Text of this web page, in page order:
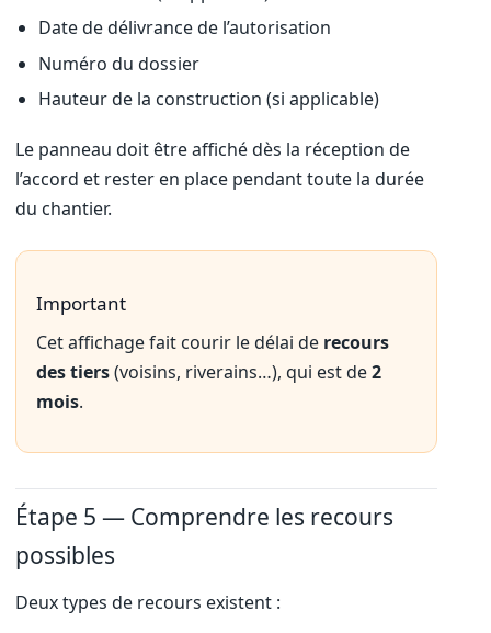
Date de délivrance de l’autorisation
Numéro du dossier
Hauteur de la construction (si applicable)
Le panneau doit être affiché dès la réception de
l’accord et rester en place pendant toute la durée
du chantier.
Important
Cet affichage fait courir le délai de recours
des tiers(voisins, riverains…), qui est de2
mois.
Étape 5 — Comprendre les recours
possibles
Deux types de recours existent :